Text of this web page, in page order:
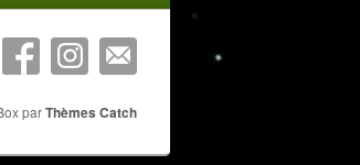
parThèmes Catch